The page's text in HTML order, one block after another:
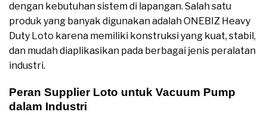
dengan kebutuhan sistem di lapangan. Salah satu
produk yang banyak digunakan adalah ONEBIZ Heavy
Duty Loto karena memiliki konstruksi yang kuat, stabil,
dan mudah diaplikasikan pada berbagai jenis peralatan
industri.
Peran Supplier Loto untuk Vacuum Pump
dalam Industri